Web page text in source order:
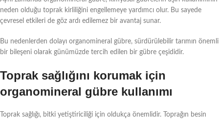
neden olduğu toprak kirliliğini engellemeye yardımcı olur. Bu sayede
çevresel etkileri de göz ardı edilemez bir avantaj sunar.
Bu nedenlerden dolayı organomineral gübre, sürdürülebilir tarımın önemli
bir bileşeni olarak günümüzde tercih edilen bir gübre çeşididir.
Toprak sağlığını korumak için
organomineral gübre kullanımı
Toprak sağlığı, bitki yetiştiriciliği için oldukça önemlidir. Toprağın besin